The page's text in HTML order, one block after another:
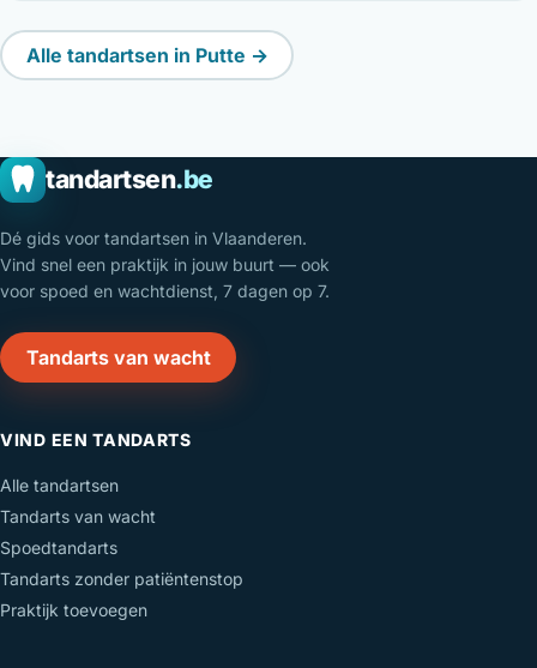
Alle tandartsen in Putte →
tandartsen.be
Dé gids voor tandartsen in Vlaanderen.
Vind snel een praktijk in jouw buurt — ook
voor spoed en wachtdienst, 7 dagen op 7.
Tandarts van wacht
VIND EEN TANDARTS
Alle tandartsen
Tandarts van wacht
Spoedtandarts
Tandarts zonder patiëntenstop
Praktijk toevoegen